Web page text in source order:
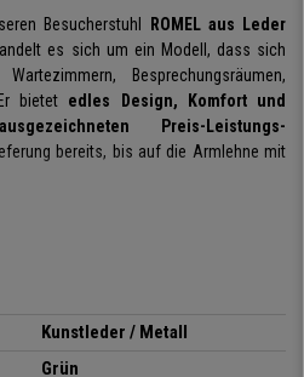
Besucherstuhl
ROMEL aus Leder
es sich um ein Modell, dass sich
Besprechungsräumen,
bietet edles Design, Komfort und
Preis-Leistungs-
bereits, bis auf die Armlehne mit
und der angenehmen
Kunstleder / Metall
Grün